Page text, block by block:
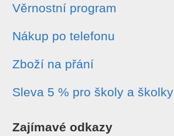
Věrnostní program
Nákup po telefonu
Zboží na přání
Sleva 5 % pro školy a školky
Zajímavé odkazy